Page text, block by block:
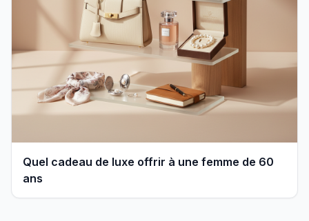
Quel cadeau de luxe offrir à une femme de 60
ans